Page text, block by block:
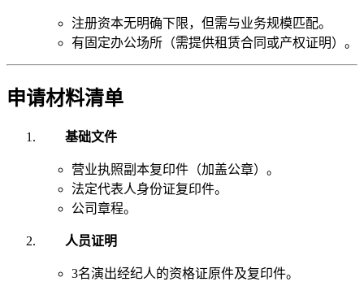
注册资本无明确下限，但需与业务规模匹配。
有固定办公场所（需提供租赁合同或产权证明）。
申请材料清单
基础文件
营业执照副本复印件（加盖公章）。
法定代表人身份证复印件。
公司章程。
人员证明
3名演出经纪人的资格证原件及复印件。